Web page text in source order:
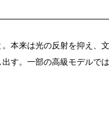
本来は光の反射を抑え
す。一部の高級モデルで